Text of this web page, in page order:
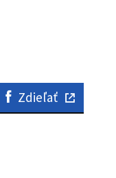
Zdieľať